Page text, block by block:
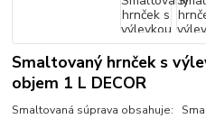
Smaltovaný hrnček s
objem 1 L DECOR
Smaltovaná súprava obsahuje: